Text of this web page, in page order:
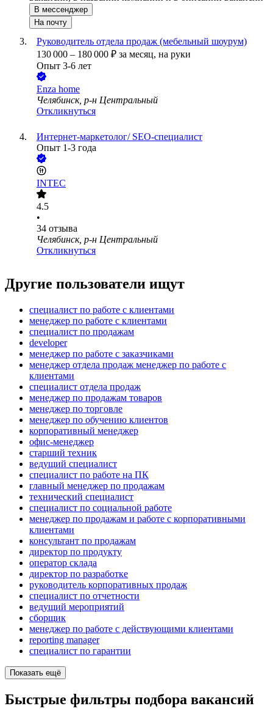
В мессенджер
На почту
Руководитель отдела продаж (мебельный шоурум)
130 000 – 180 000 ₽ за месяц, на руки
Опыт 3-6 лет
Enza home
Челябинск, р-н Центральный
Откликнуться
Интернет-маркетолог/ SEO-специалист
Опыт 1-3 года
INTEC
4.5
•
34 отзыва
Челябинск, р-н Центральный
Откликнуться
Другие пользователи ищут
специалист по работе с клиентами
менеджер по работе с клиентами
специалист по продажам
developer
менеджер по работе с заказчиками
менеджер отдела продаж менеджер по работе с
клиентами
специалист отдела продаж
менеджер по продажам товаров
менеджер по торговле
менеджер по обучению клиентов
корпоративный менеджер
офис-менеджер
старший техник
ведущий специалист
специалист по работе на ПК
главный менеджер по продажам
технический специалист
специалист по социальной работе
менеджер по продажам и работе с корпоративными
клиентами
консультант по продажам
директор по продукту
оператор склада
директор по разработке
руководитель корпоративных продаж
специалист по отчетности
ведущий мероприятий
сборщик
менеджер по работе с действующими клиентами
reporting manager
специалист по гарантии
Показать ещё
Быстрые фильтры подбора вакансий